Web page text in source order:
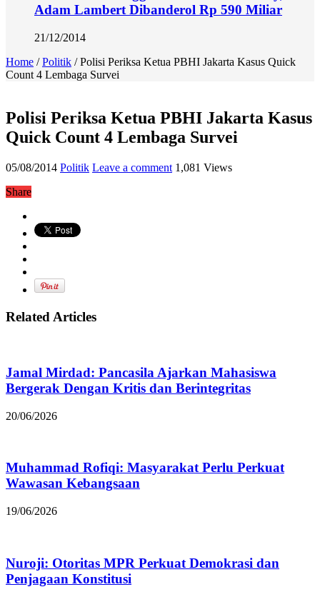
Adam Lambert Dibanderol Rp 590 Miliar
21/12/2014
Home / Politik / Polisi Periksa Ketua PBHI Jakarta Kasus Quick
Count 4 Lembaga Survei
Polisi Periksa Ketua PBHI Jakarta Kasus
Quick Count 4 Lembaga Survei
05/08/2014 Politik Leave a comment 1,081 Views
Share
Related Articles
Jamal Mirdad: Pancasila Ajarkan Mahasiswa
Bergerak Dengan Kritis dan Berintegritas
20/06/2026
Muhammad Rofiqi: Masyarakat Perlu Perkuat
Wawasan Kebangsaan
19/06/2026
Nuroji: Otoritas MPR Perkuat Demokrasi dan
Penjagaan Konstitusi